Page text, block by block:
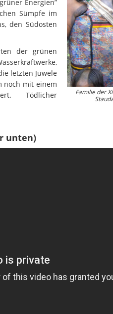
die
nächsten
Familie der
Energien”
Sümpfe im
den Südosten
der grünen
letzten Juwele
noch mit einem
Tödlicher
unten)